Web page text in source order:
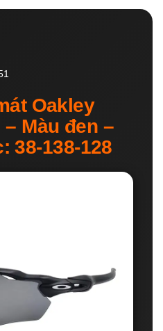
Oakley
– Màu đen –
38-138-128